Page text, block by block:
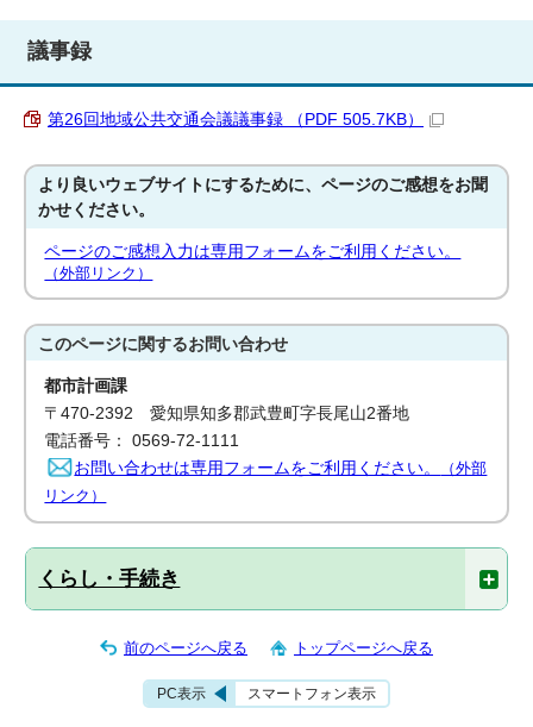
議事録
第26回地域公共交通会議議事録 （PDF 505.7KB）
より良いウェブサイトにするために、ページのご感想をお聞
かせください。
ページのご感想入力は専用フォームをご利用ください。
（外部リンク）
このページに関するお問い合わせ
都市計画課
〒470-2392 愛知県知多郡武豊町字長尾山2番地
電話番号： 0569-72-1111
お問い合わせは専用フォームをご利用ください。
（外部
リンク）
くらし・手続き
前のページへ戻る トップページへ戻る
PC表示 スマートフォン表示